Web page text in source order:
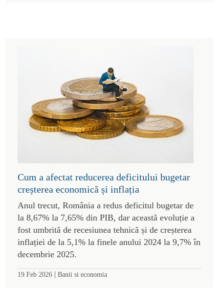
Cum a afectat reducerea deficitului bugetar
creșterea economică și inflația
Anul trecut, România a redus deficitul bugetar de
la 8,67% la 7,65% din PIB, dar această evoluție a
fost umbrită de recesiunea tehnică și de creșterea
inflației de la 5,1% la finele anului 2024 la 9,7% în
decembrie 2025.
19 Feb 2026 | Banii si economia